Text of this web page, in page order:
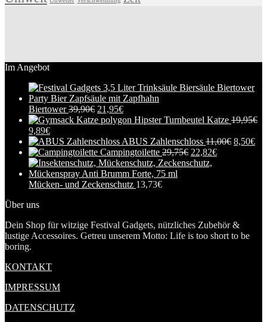
Im Angebot
Biertower 39,90€ 21,95€
Hipster Turnbeutel Katze 19,95€
9,89€
ABUS Zahlenschloss 11,00€ 8,50€
Campingtoilette 29,75€ 22,82€
Mücken- und Zeckenschutz 13,73€
Über uns
Dein Shop für witzige Festival Gadgets, nützliches Zubehör &
lustige Accessoires. Getreu unserem Motto: Life is too short to be
boring.
KONTAKT
IMPRESSUM
DATENSCHUTZ